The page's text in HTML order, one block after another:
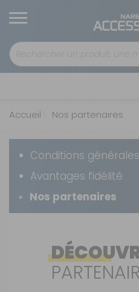
Accueil
Nos partenaires
Conditions générales
Avantages fidélité
Nos partenaires